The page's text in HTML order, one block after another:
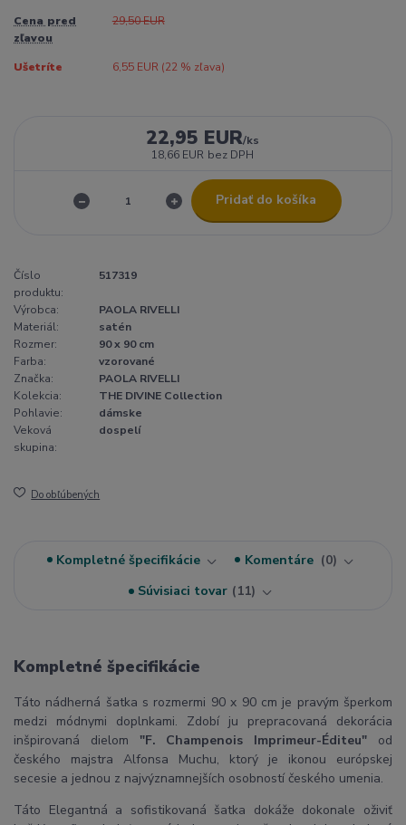
Cena pred
zľavou
29,50 EUR
Ušetríte 6,55 EUR (22% zľava)
22,95 EUR/ks
18,66 EUR bez DPH
Pridať do košíka
Číslo
produktu:
517319
Výrobca:
PAOLA RIVELLI
Materiál:
satén
Rozmer:
90 x 90 cm
Farba:
vzorované
Značka:
PAOLA RIVELLI
Kolekcia:
THE DIVINE Collection
Pohlavie:
dámske
Veková
skupina:
dospelí
Do obľúbených
Kompletné špecifikácie Komentáre
0
Súvisiaci tovar
11
Kompletné špecifikácie
Táto nádherná šatka s rozmermi 90 x 90 cm je pravým šperkom
medzi módnymi doplnkami. Zdobí ju prepracovaná dekorácia
inšpirovaná dielom "F. Champenois Imprimeur-Éditeu" od
českého majstra Alfonsa Muchu, ktorý je ikonou európskej
secesie a jednou z najvýznamnejších osobností českého umenia.
Táto Elegantná a sofistikovaná šatka dokáže dokonale oživiť